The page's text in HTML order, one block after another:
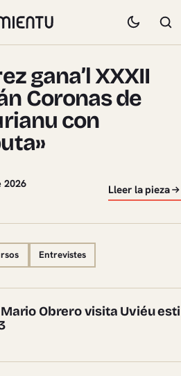
revista de
gana’l XXXII
Coronas de
con
2026 Lleer la pieza
Entrevistes
Mario Obrero visita Uviéu esti